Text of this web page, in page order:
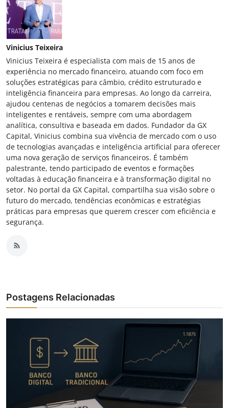
Vinicius Teixeira
Vinicius Teixeira é especialista com mais de 15 anos de
experiência no mercado financeiro, atuando com foco em
soluções estratégicas para câmbio, crédito estruturado e
inteligência financeira para empresas. Ao longo da carreira,
ajudou centenas de negócios a tomarem decisões mais
inteligentes e rentáveis, sempre com uma abordagem
analítica, consultiva e baseada em dados. Fundador da GX
Capital, Vinicius combina sua vivência de mercado com o uso
de tecnologias avançadas e inteligência artificial para oferecer
uma nova geração de serviços financeiros. É também
palestrante, tendo participado de eventos e formações
voltadas à educação financeira e à transformação digital no
setor. No portal da GX Capital, compartilha sua visão sobre o
futuro do mercado, tendências econômicas e estratégias
práticas para empresas que querem crescer com eficiência e
segurança.
Postagens Relacionadas